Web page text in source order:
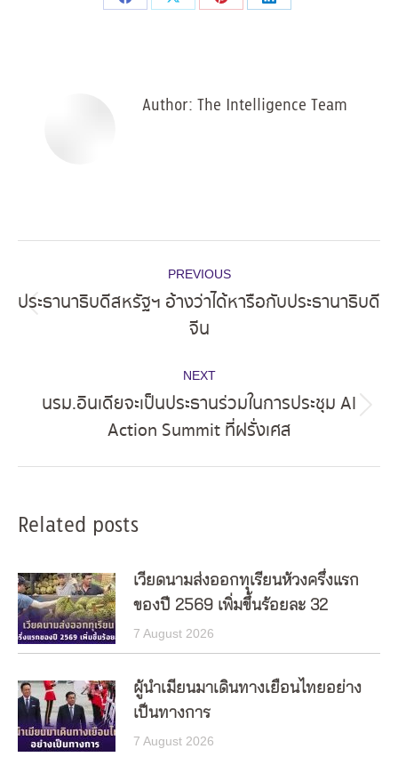
Share
Share
Share
Share
Author: The Intelligence Team
navigation
PREVIOUS
post:
ประธานาธิบดีสหรัฐฯ อ้างว่าได้หารือกับประธานาธิบดี
จีน
NEXT
post:
นรม.อินเดียจะเป็นประธานร่วมในการประชุม AI
Action Summit ที่ฝรั่งเศส
Related posts
เวียดนามส่งออกทุเรียนห้วงครึ่งแรก
ของปี 2569 เพิ่มขึ้นร้อยละ 32
7 August 2026
ผู้นำเมียนมาเดินทางเยือนไทยอย่าง
เป็นทางการ
7 August 2026